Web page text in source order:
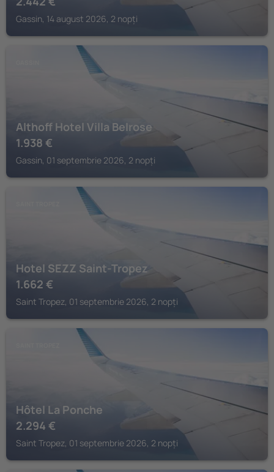
Gassin, 14 august 2026, 2 nopți
Althoff Hotel Villa Belrose
1.938 €
Gassin, 01 septembrie 2026, 2 nopți
Hotel SEZZ Saint-Tropez
1.662 €
Saint Tropez, 01 septembrie 2026, 2 nopți
Hôtel La Ponche
2.294 €
Saint Tropez, 01 septembrie 2026, 2 nopți